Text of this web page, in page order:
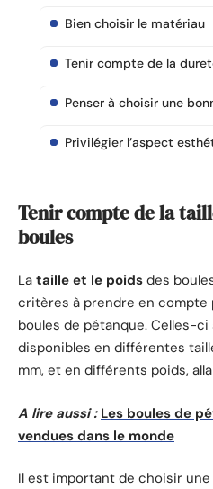
Bien choisir le matériau
Tenir compte de la
Penser à choisir une
Privilégier l’aspect
Tenir compte de la
boules
La taille et le poids des
critères à prendre en compte
boules de pétanque. Celles-
disponibles en différentes
mm, et en différents poids,
A lire aussi : Les boules de
vendues dans le monde
Il est important de choisir